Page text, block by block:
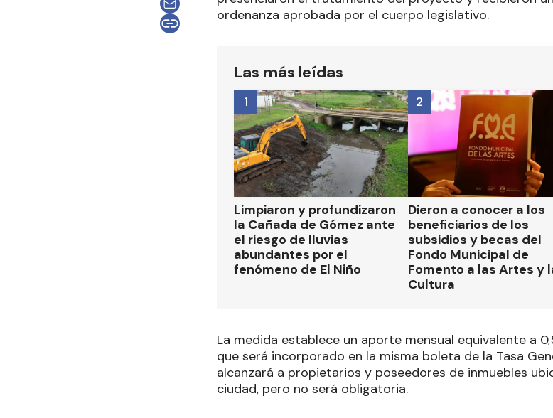
ordenanza aprobada por el cuerpo legislativo.
Las más leídas
Limpiaron y profundizaron
la Cañada de Gómez ante
el riesgo de lluvias
abundantes por el
fenómeno de El Niño
1
Dieron a conocer a los
beneficiarios de los
subsidios y becas del
Fondo Municipal de
Fomento a las Artes y
Cultura
2
La medida establece un aporte mensual equivalente a
que será incorporado en la misma boleta de la Tasa
alcanzará a propietarios y poseedores de inmuebles
ciudad, pero no será obligatoria.